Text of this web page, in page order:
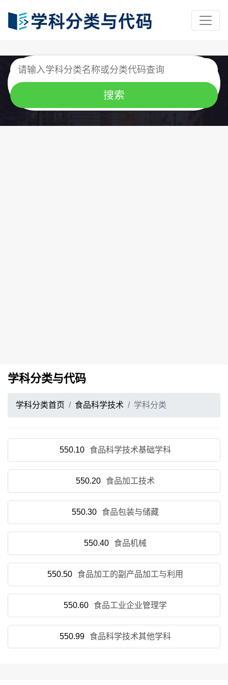
学科分类与代码
学科分类首页 食品科学技术 学科分类
550.10 食品科学技术基础学科
550.20 食品加工技术
550.30 食品包装与储藏
550.40 食品机械
550.50 食品加工的副产品加工与利用
550.60 食品工业企业管理学
550.99 食品科学技术其他学科